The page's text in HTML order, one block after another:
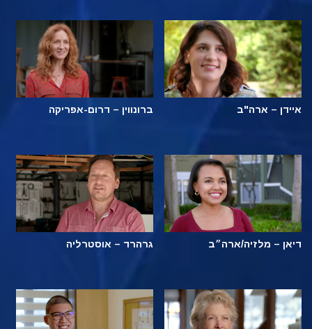
איידן – ארה"ב ברונווין – דרום-אפריקה
דיאן – מלזיה/ארה״ב גרהרד – אוסטרליה